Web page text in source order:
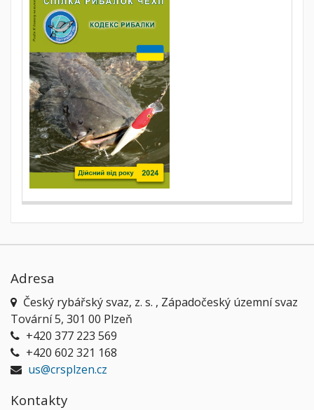
Adresa
Český rybářský svaz, z. s. , Západočeský územní svaz
Tovární 5, 301 00 Plzeň
+420 377 223 569
+420 602 321 168
us@crsplzen.cz
Kontakty